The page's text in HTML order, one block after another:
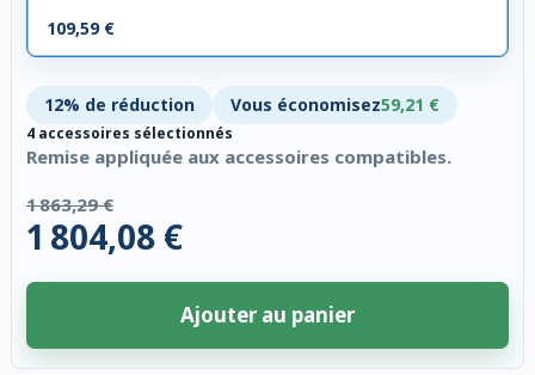
109,59 €
12% de réduction Vous économisez59,21 €
4 accessoires sélectionnés
Remise appliquée aux accessoires compatibles.
1 863,29 €
1 804,08 €
Ajouter au panier